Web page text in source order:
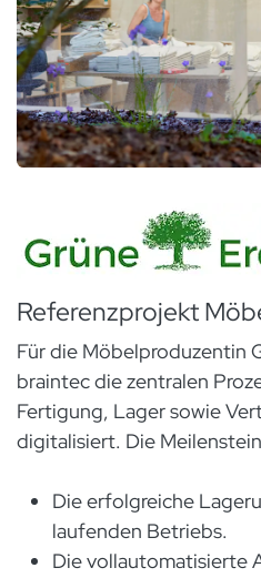
Referenzprojekt
Für die Möbelproduzentin
braintec die zentralen
Fertigung, Lager sowie
digitalisiert. Die
Die erfolgreiche
laufenden Betriebs.
Die vollautomatisierte